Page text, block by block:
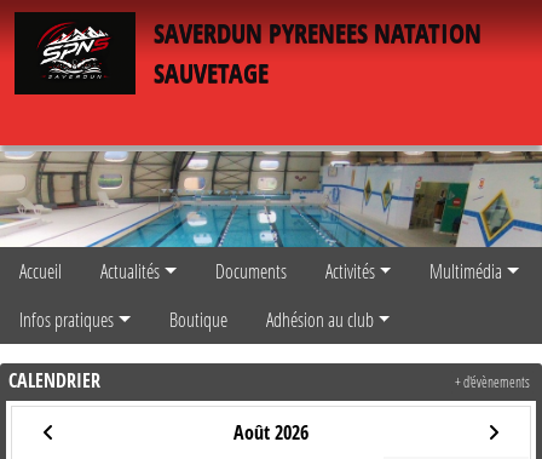
SAVERDUN PYRENEES NATATION
SAUVETAGE
Accueil Actualités Documents Activités
Multimédia
Infos pratiques
Boutique Adhésion au club
CALENDRIER
Août 2026
+ d'évènements
Panneau de gestion des cookies